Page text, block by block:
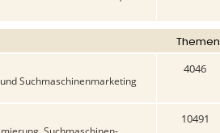
Themen
Suchmaschinenmarketing
4046
10491